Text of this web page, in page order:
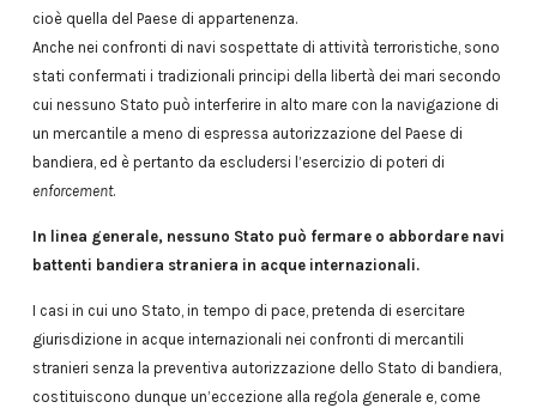
cioè quella del Paese di appartenenza.
Anche nei confronti di navi sospettate di attività terroristiche, sono
stati confermati i tradizionali principi della libertà dei mari secondo
cui nessuno Stato può interferire in alto mare con la navigazione di
un mercantile a meno di espressa autorizzazione del Paese di
bandiera, ed è pertanto da escludersi l’esercizio di poteri di
enforcement.
In linea generale, nessuno Stato può fermare o abbordare navi
battenti bandiera straniera in acque internazionali.
I casi in cui uno Stato, in tempo di pace, pretenda di esercitare
giurisdizione in acque internazionali nei confronti di mercantili
stranieri senza la preventiva autorizzazione dello Stato di bandiera,
costituiscono dunque un’eccezione alla regola generale e, come